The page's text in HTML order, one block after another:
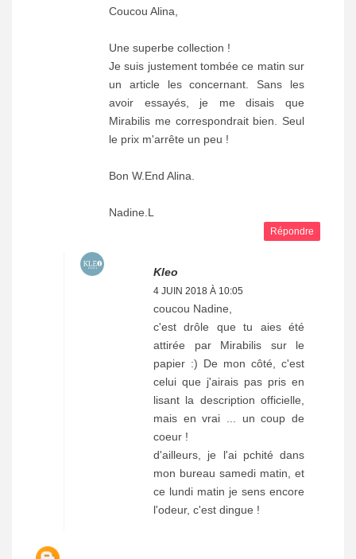
Coucou Alina,
Une superbe collection !
Je suis justement tombée ce matin sur
un article les concernant. Sans les
avoir essayés, je me disais que
Mirabilis me correspondrait bien. Seul
le prix m'arrête un peu !
Bon W.End Alina.
Nadine.L
Répondre
Kleo
4 JUIN 2018 À 10:05
coucou Nadine,
c'est drôle que tu aies été
attirée par Mirabilis sur le
papier :) De mon côté, c'est
celui que j'airais pas pris en
lisant la description officielle,
mais en vrai ... un coup de
coeur !
d'ailleurs, je l'ai pchité dans
mon bureau samedi matin, et
ce lundi matin je sens encore
l'odeur, c'est dingue !